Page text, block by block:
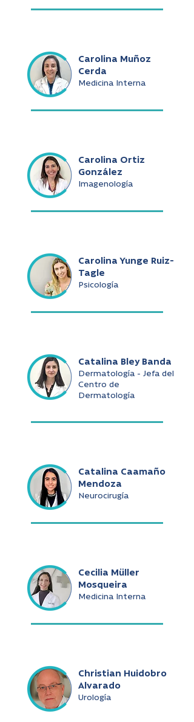
Carolina Muñoz
Cerda
Medicina Interna
Carolina Ortiz
González
Imagenología
Carolina Yunge Ruiz-
Tagle
Psicología
Catalina Bley Banda
Dermatología - Jefa del
Centro de
Dermatología
Catalina Caamaño
Mendoza
Neurocirugía
Cecilia Müller
Mosqueira
Medicina Interna
Christian Huidobro
Alvarado
Urología